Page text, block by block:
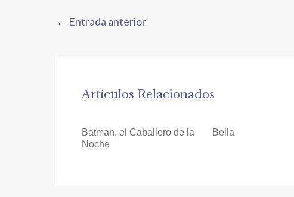
← Entrada anterior
Artículos Relacionados
Batman, el Caballero de la
Noche
Bella